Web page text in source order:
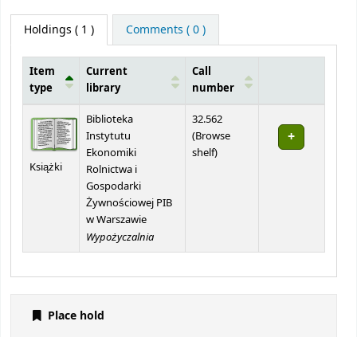
Holdings ( 1 ) Comments ( 0 )
Item
type
Current
library
Call
number
Książki
Biblioteka
Instytutu
Ekonomiki
Rolnictwa i
Gospodarki
Żywnościowej PIB
w Warszawie
Wypożyczalnia
32.562
(Browse
shelf(Opens below)
)
Place hold